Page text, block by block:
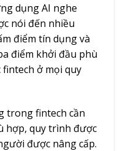
dụng AI nghe
nói đến nhiều
điểm tín dụng và
điểm khởi đầu phù
fintech ở mọi quy
trong fintech cần
hợp, quy trình được
được nâng cấp.